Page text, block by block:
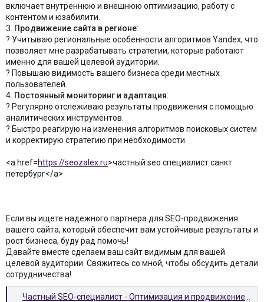
включает внутреннюю и внешнюю оптимизацию, работу с
контентом и юзабилити.
3. Продвижение сайта в регионе:
? Учитываю региональные особенности алгоритмов Yandex, что
позволяет мне разрабатывать стратегии, которые работают
именно для вашей целевой аудитории.
? Повышаю видимость вашего бизнеса среди местных
пользователей.
4. Постоянный мониторинг и адаптация:
? Регулярно отслеживаю результаты продвижения с помощью
аналитических инструментов.
? Быстро реагирую на изменения алгоритмов поисковых систем
и корректирую стратегию при необходимости.
<a href=https://seozalex.ru>частный seo специалист санкт
петербург</a>
Если вы ищете надежного партнера для SEO-продвижения
вашего сайта, который обеспечит вам устойчивые результаты и
рост бизнеса, буду рад помочь!
Давайте вместе сделаем ваш сайт видимым для вашей
целевой аудитории. Свяжитесь со мной, чтобы обсудить детали
сотрудничества!
Частный SEO-специалист - Оптимизация и продвижение сайтов для бизнеса